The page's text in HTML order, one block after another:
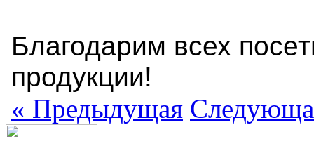
Благодарим всех
продукции!
« Предыдущая